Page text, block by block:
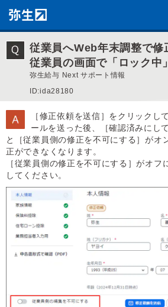
従業員へWeb年末調整で修
従業員の画面で「ロック中
弥生給与 Next サポート情報
ID:ida28180
［修正依頼を送信］をクリックし
ールを送った後、［確認済みにし
と［従業員側の修正を不可にする］がオ
正ができなくなります。
［従業員側の修正を不可にする］がオフ
してください。